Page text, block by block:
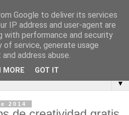
▼
2014
Google to deliver its services
IP address and user-agent are
with performance and security
service, generate usage
address abuse.
MORE GOT IT